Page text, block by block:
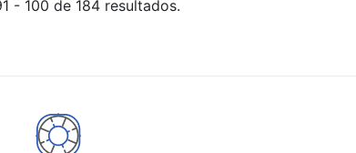
- 100 de 184 resultados.